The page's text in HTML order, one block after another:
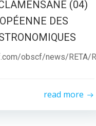
(04)
DES
obscf/news/RETA/
read more